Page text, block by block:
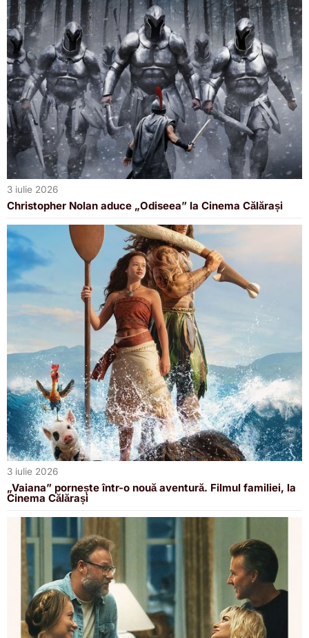
3 iulie 2026
Christopher Nolan aduce „Odiseea” la Cinema Călărași
3 iulie 2026
„Vaiana” pornește într-o nouă aventură. Filmul familiei, la
Cinema Călărași